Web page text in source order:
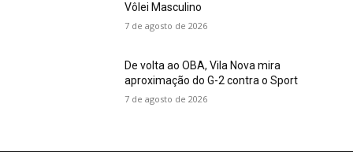
Vôlei Masculino
7 de agosto de 2026
De volta ao OBA, Vila Nova mira
aproximação do G-2 contra o Sport
7 de agosto de 2026